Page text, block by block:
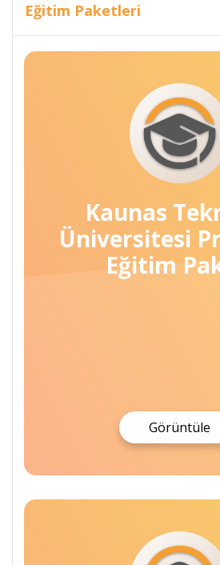
Eğitim Paketleri
Kaunas
Üniversitesi
Eğitim
Görüntüle